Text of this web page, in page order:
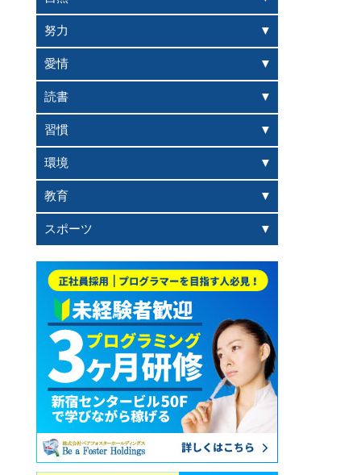
努力
愛情
読書
習慣
環境
教育
スポーツ